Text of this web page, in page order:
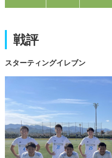
戦評
スターティングイレブン